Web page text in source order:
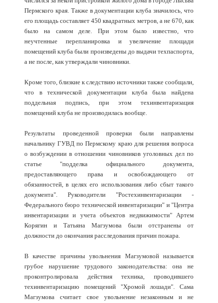
Пермского края. Также в документации клуба значилось, что
его площадь составляет 450 квадратных метров, а не 670, как
было на самом деле. При этом было известно, что
неучтенные перепланировка и увеличение площади
помещений клуба были произведены до выдачи техпаспорта,
а не после, как утверждали чиновники.
Кроме того, близкие к следствию источники также сообщали,
что в технической документации клуба была найдена
поддельная подпись, при этом техинвентаризация
помещений клуба не производилась вообще.
Результаты проведенной проверки были направлены
начальнику ГУВД по Пермскому краю для решения вопроса
о возбуждении в отношении чиновников уголовных дел по
статье "подделка официального документа,
предоставляющего права и освобождающего от
обязанностей, в целях его использования либо сбыт такого
документа". Руководители "Ростехинвентаризации -
Федерального бюро технической инвентаризации" и "Центра
инвентаризации и учета объектов недвижимости" Артем
Корягин и Татьяна Магзумова были отстранены от
должности до окончания расследования причин пожара.
В качестве причины увольнения Магзумовой называется
грубое нарушение трудового законодательства: она не
проконтролировала действия техника, проводившего
техинвентаризацию помещений "Хромой лошади". Сама
Магзумова считает свое увольнение незаконным и не